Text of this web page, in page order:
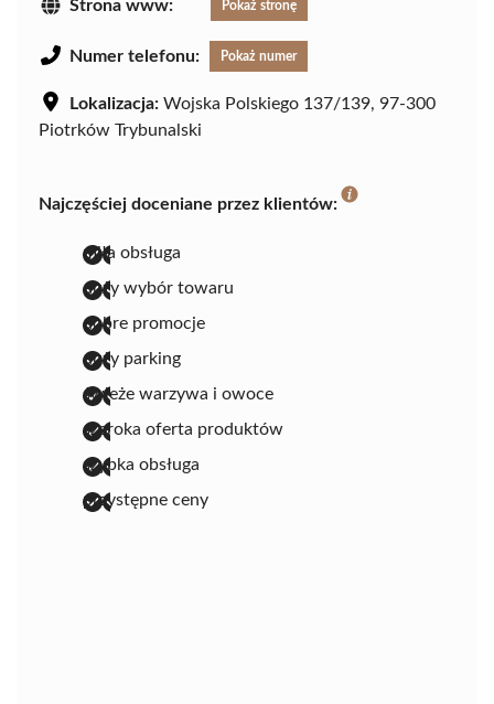
Strona www: Pokaż stronę
Numer telefonu: Pokaż numer
Lokalizacja: Wojska Polskiego 137/139, 97-300
Piotrków Trybunalski
Najczęściej doceniane przez klientów:
miła obsługa
duży wybór towaru
dobre promocje
duży parking
świeże warzywa i owoce
szeroka oferta produktów
szybka obsługa
przystępne ceny